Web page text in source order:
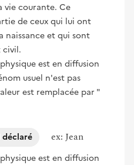
vie courante. Ce
de ceux qui lui ont
naissance et qui sont
civil.
est en diffusion
usuel n'est pas
est remplacée par "
déclaré ex: Jean
est en diffusion